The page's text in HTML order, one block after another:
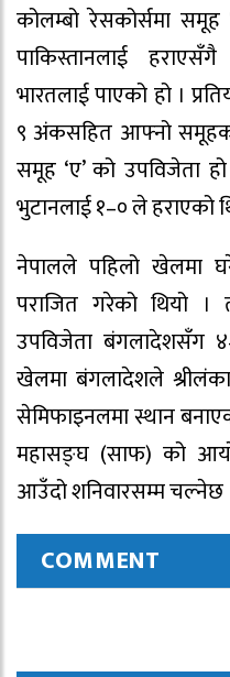
कोलम्बो रेसकोर्समा
पाकिस्तानलाई हराएसँगै
भारतलाई पाएको हो ।
९ अंकसहित आफ्नो
समूह ‘ए’ को उपविजेता
भुटानलाई १–० ले हराएको
नेपालले पहिलो खेलमा
पराजित गरेको थियो
उपविजेता बंगलादेशसँग
खेलमा बंगलादेशले
सेमिफाइनलमा स्थान
महासङ्घ (साफ) को
आउँदो शनिवारसम्म चल्नेछ
COMMENT